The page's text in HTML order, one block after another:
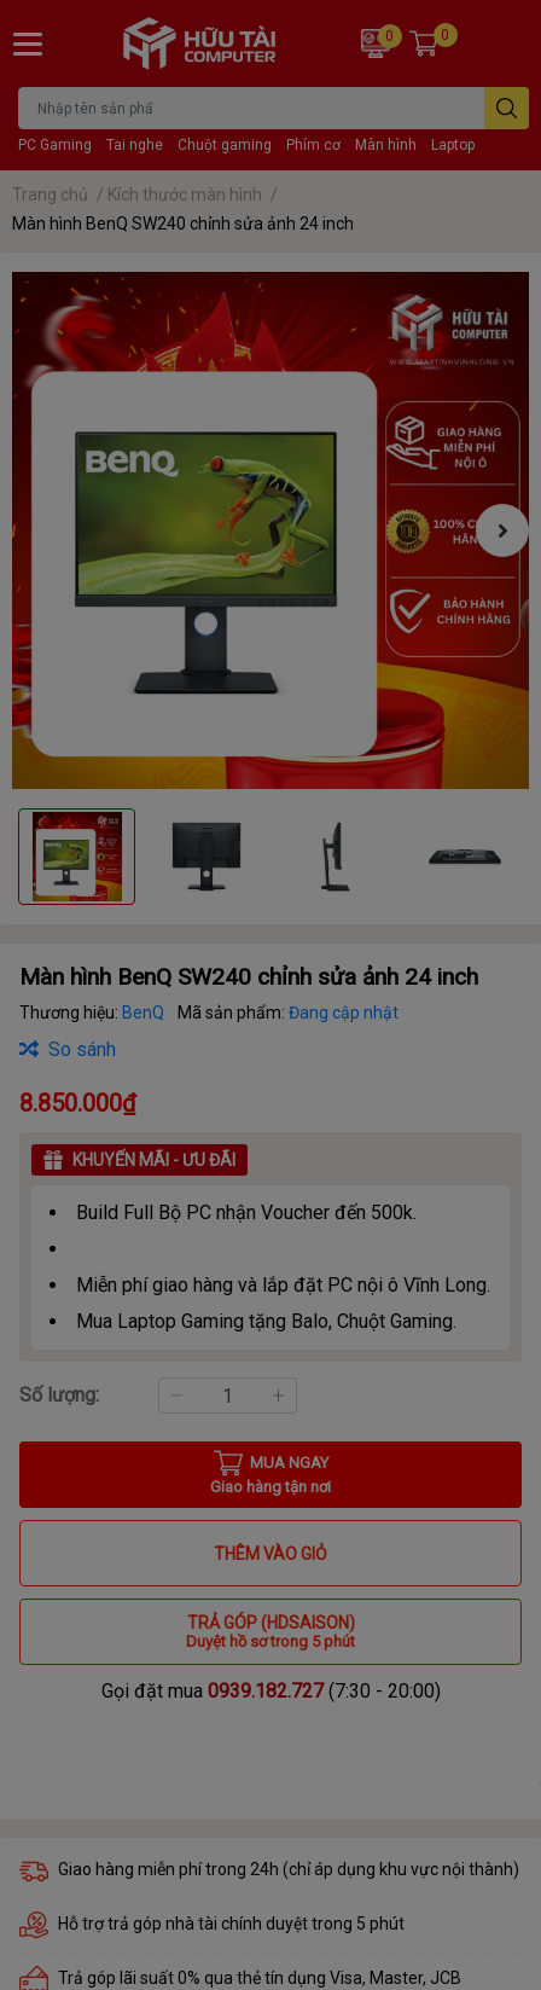
PC Gaming Tai nghe Chuột gaming Phím cơ Màn hình Laptop
0 0
Trang chủ / Kích thước màn hình /
Màn hình BenQ SW240 chỉnh sửa ảnh 24 inch
Màn hình BenQ SW240 chỉnh sửa ảnh 24 inch
Thương hiệu: BenQ Mã sản phẩm: Đang cập nhật
So sánh
8.850.000₫
KHUYẾN MÃI - ƯU ĐÃI
Build Full Bộ PC nhận Voucher đến 500k.
Miễn phí giao hàng và lắp đặt PC nội ô Vĩnh Long.
Mua Laptop Gaming tặng Balo, Chuột Gaming.
Số lượng:
MUA NGAY
Giao hàng tận nơi
THÊM VÀO GIỎ
TRẢ GÓP (HDSAISON)
Duyệt hồ sơ trong 5 phút
Gọi đặt mua 0939.182.727(7:30 - 20:00)
Giao hàng miễn phí trong 24h (chỉ áp dụng khu vực nội thành)
Hỗ trợ trả góp nhà tài chính duyệt trong 5 phút
Trả góp lãi suất 0% qua thẻ tín dụng Visa, Master, JCB